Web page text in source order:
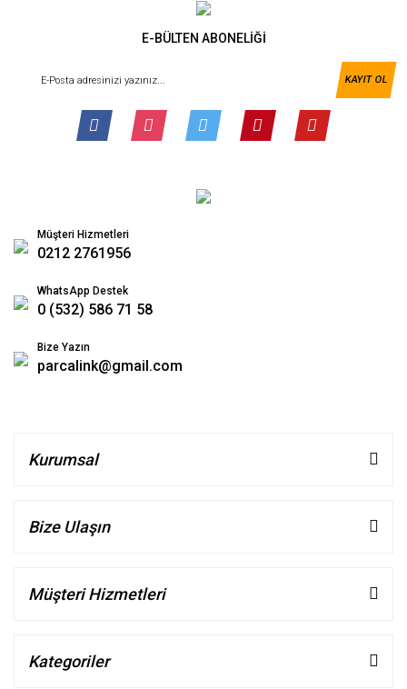
E-BÜLTEN ABONELİĞİ
KAYIT OL
Müşteri Hizmetleri
0212 2761956
WhatsApp Destek
0 (532) 586 71 58
Bize Yazın
parcalink@gmail.com
Kurumsal
Bize Ulaşın
Müşteri Hizmetleri
Kategoriler